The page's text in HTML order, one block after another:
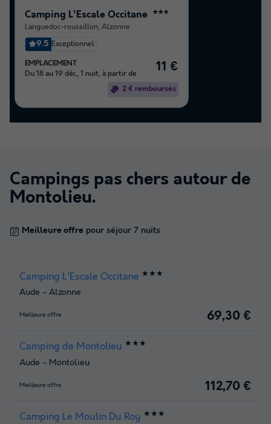
Camping L'Escale Occitane ★★★
Languedoc-roussillon, Alzonne
9.5 Exceptionnel
EMPLACEMENT
Du 18 au 19 déc., 1 nuit, à partir de
11 €
2 € remboursés
Campings pas chers autour de
Montolieu.
Meilleure offre pour séjour 7 nuits
Camping L'Escale Occitane ★★★
Aude - Alzonne
Meilleure offre 69,30 €
Camping de Montolieu ★★★
Aude - Montolieu
Meilleure offre 112,70 €
Camping Le Moulin Du Roy ★★★